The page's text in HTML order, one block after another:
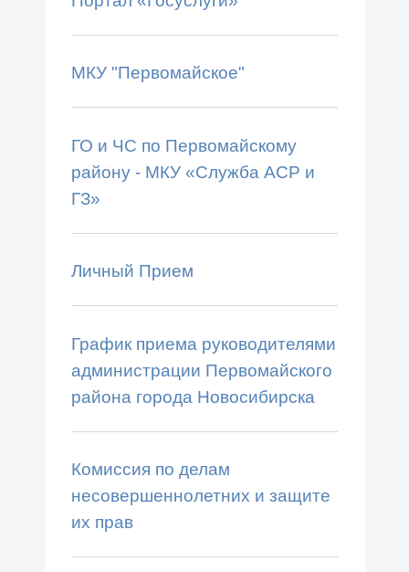
МКУ "Первомайское"
ГО и ЧС по Первомайскому
району - МКУ «Служба АСР и
ГЗ»
Личный Прием
График приема руководителями
администрации Первомайского
района города Новосибирска
Комиссия по делам
несовершеннолетних и защите
их прав